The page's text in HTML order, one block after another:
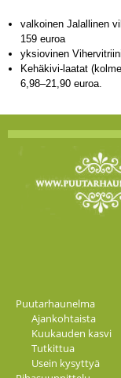
valkoinen Jalallinen
159 euroa
yksiovinen
Kehäkivi-laatat
6,98–21,90 euroa.
Puutarhaunelma
Ajankohtaista
Kuukauden kasvi
Tutkittua
Usein kysyttyä